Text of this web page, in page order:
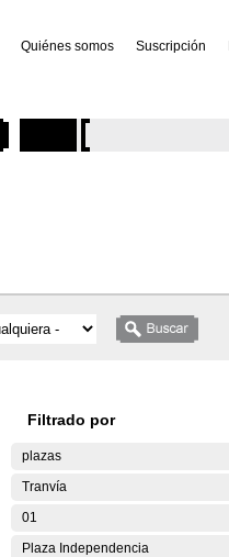
Quiénes somos Suscripción
Filtrado por
plazas
Tranvía
01
Plaza Independencia